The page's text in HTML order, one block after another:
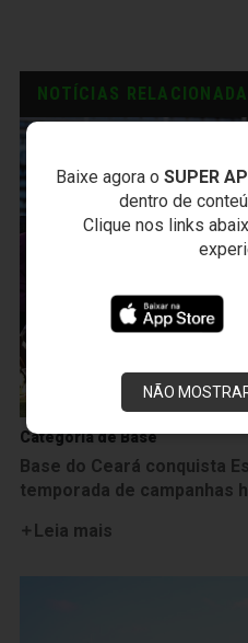
Baixe agora o SUPER
dentro de
Clique nos links
NÃO
NOTÍCIAS
Categoria de Base
Base do Ceará conquista
temporada de campanhas
Leia mais